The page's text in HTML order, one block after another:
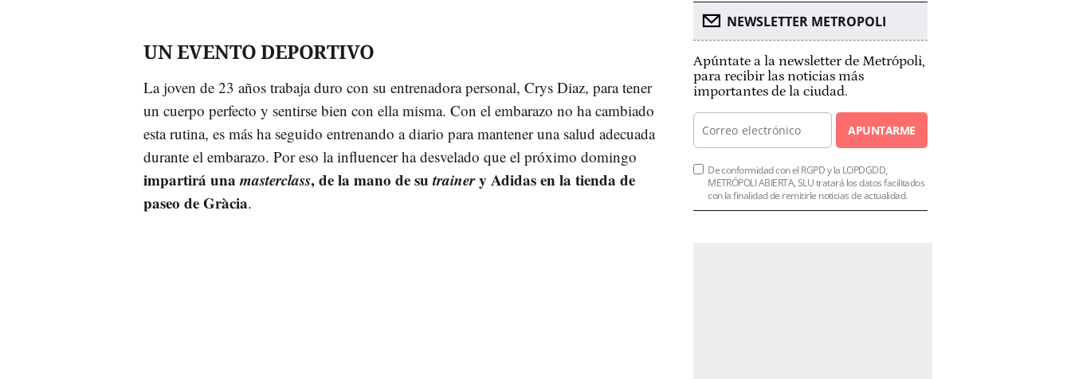
UN EVENTO DEPORTIVO
La joven de 23 años trabaja duro con su entrenadora personal, Crys Diaz, para tener
un cuerpo perfecto y sentirse bien con ella misma. Con el embarazo no ha cambiado
esta rutina, es más ha seguido entrenando a diario para mantener una salud adecuada
durante el embarazo. Por eso la influencer ha desvelado que el próximo domingo
impartirá unamasterclass, de la mano de sutrainery Adidas en la tienda de
paseo de Gràcia.
NEWSLETTER METROPOLI
Apúntate a la newsletter de Metrópoli,
para recibir las noticias más
importantes de la ciudad.
APUNTARME
De conformidad con el RGPD y la LOPDGDD,
METRÓPOLI ABIERTA, SLU tratará los datos facilitados
con la finalidad de remitirle noticias de actualidad.